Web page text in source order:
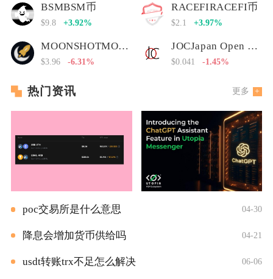
BSMBSM币
$9.8 +3.92%
RACEFIRACEFI币
$2.1 +3.97%
MOONSHOTMOONSHOT币
$3.96 -6.31%
JOCJapan Open Chain
$0.041 -1.45%
热门资讯 更多
poc交易所是什么意思 04-30
降息会增加货币供给吗 04-21
usdt转账trx不足怎么解决 06-06